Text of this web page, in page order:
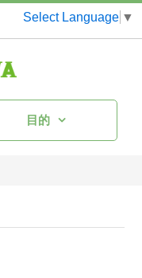
Select Language ▼
目的